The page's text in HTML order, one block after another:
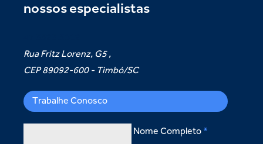
nossos especialistas
Rua Fritz Lorenz, G5 ,
CEP 89092-600 - Timbó/SC
Trabalhe Conosco
Nome Completo